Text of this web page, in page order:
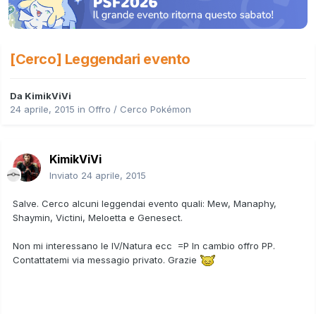
[Cerco] Leggendari evento
Da KimikViVi
24 aprile, 2015 in Offro / Cerco Pokémon
KimikViVi
Inviato 24 aprile, 2015
Salve. Cerco alcuni leggendai evento quali: Mew, Manaphy,
Shaymin, Victini, Meloetta e Genesect.
Non mi interessano le IV/Natura ecc =P In cambio offro PP.
Contattatemi via messagio privato. Grazie